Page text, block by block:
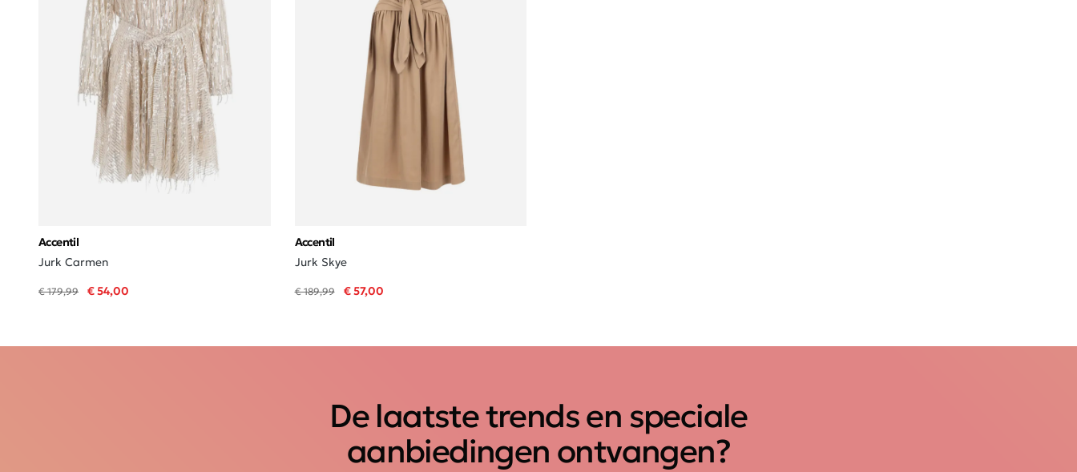
Accentil
Jurk Carmen
€ 179,99 € 54,00
Accentil
Jurk Skye
€ 189,99 € 57,00
De laatste trends en speciale
aanbiedingen ontvangen?